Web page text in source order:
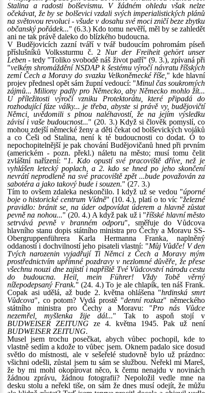
Stalina a radosti bolševismu. V žádném ohledu však nelze
očekávat, že by se bolševici vzdali svých imperialistických plánů
na světovou revoluci - všude v dosahu své moci zničí beze zbytku
občanský pořádek..." (6.3.) Kdo tomu nevěří, měl by se zahledět
ani ne tak právě daleko do blízkého budoucna.
V Budějovicích zazní tváří v tvář budoucím pohromám píseň
příslušníků Volkssturmu č. 2 Nur der Freiheit gehört unser
Leben - tedy "Toliko svobodě náš život patří" (9. 3.), zpívaná při
"velkém shromáždění NSDAP k šestému výročí návratu říšských
zemí Čech a Moravy do svazku Velkoněmecké říše, " kde hlavní
projev přednesl opět sám župní vedoucí: "Minul čas soukromých
zájmů... Miliony padly pro Německo, aby Německo mohlo žít...
U příležitosti výročí vzniku Protektorátu, které připadá do
rozhodující fáze války... je třeba, abyste si právě vy, budějovičtí
Němci, uvědomili s plnou naléhavostí, že na jejím výsledku
závisí i vaše budoucnost..." (20. 3.) Když si člověk pomyslí, co
mohou zdejší německé ženy a děti čekat od bolševických vojáků
a co Češi od Stalina, není k té budoucnosti co dodat. O to
nepochopitelnější je pak chování Budějovičanů hned při prvním
(americkém - pozn. překl.) náletu na město; musí tomu čelit
zvláštní nařízení: "1. Kdo opustí své pracoviště dříve, než je
vyhlášen letecký poplach, a 2. kdo se hned po jeho skončení
nevrátí neprodleně na své pracoviště zpět ...bude považován za
sabotéra a jako takový bude i souzen." (27. 3.)
Tím to ovšem zdaleka neskončilo. I když už se vedou "úporné
boje o historické centrum Vídně" (10. 4.), platí o to víc "železné
pravidlo: bránit se, na úder odpovídat úderem a hlavně zůstat
pevně na nohou..." (20. 4.) A když pak už i "říšské hlavní město
setrvává pevně v branném odporu", směřuje do Vůdcova
hlavního stanu dopis státního ministra pro Čechy a Moravu SS-
Obergruppenführera Karla Hermanna Franka, naplněný
oddaností i dochvilností jeho pisateli vlastní: "Můj Vůdče! V den
Tvých narozenin vyjadřují Ti Němci z Čech a Moravy mým
prostřednictvím upřímné pozdravy v nezlomné důvěře, že přese
všechnu nouzi dne zajistí i napříště Tvé Vůdcovství národu cestu
do budoucna. Heil, mein Führer! Vždy Tobě věrný
nížepodepsaný Frank." (24. 4.) To je ale chlapík, ten náš Frank.
Copak asi udělá, až bude 2. května ohlášena "hrdinská smrt
Vůdcova", co potom? Vydá prostě "denní rozkaz" německého
státního ministra pro Čechy a Moravu: "Pro nás Vůdce
nezemřel, myšlenka žije dál..." Tak to aspoň stojí v
BUDWEISER ZEITUNG ze 4. května 1945. Pak už není
BUDWEISER ZEITUNG.
Musel jsem trochu posečkat, abych vůbec pochopil, kde to
vlastně sedím a kdože to vůbec jsem. Oknem padalo sice dosud
světlo do místnosti, ale v sešeřelé studovně bylo už prázdno:
všichni odešli, zůstal jsem tu sám se službou. Neřekl mi Mareš,
že by mi mohl okopírovat něco, k čemu nenajdu v novinách
žádnou zprávu, žádnou fotografii? Nepoložil vedle mne na
desku stolu a neřekl tiše, on sám že dnes musí odejít, že můžu